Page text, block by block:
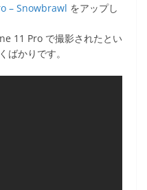
– Snowbrawl をアップし
11 Pro で撮影されたとい
ばかりです。